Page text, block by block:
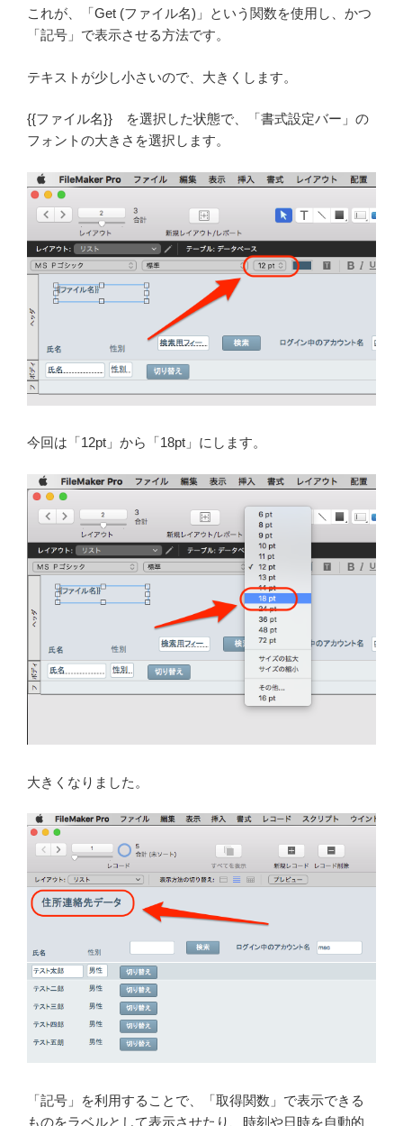
これが、「Get (ファイル名)」という関数を使用し、かつ
「記号」で表示させる方法です。
テキストが少し小さいので、大きくします。
{{ファイル名}} を選択した状態で、「書式設定バー」の
フォントの大きさを選択します。
今回は「12pt」から「18pt」にします。
大きくなりました。
「記号」を利用することで、「取得関数」で表示できる
ものをラベルとして表示させたり、時刻や日時を自動的